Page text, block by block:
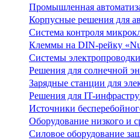
Промышленная
Корпусные решения для
Система контроля
Клеммы на DIN-рейку
Системы
Решения для солнечной
Зарядные станции для
Решения для IT-
Источники
Оборудование низкого и
Силовое оборудование